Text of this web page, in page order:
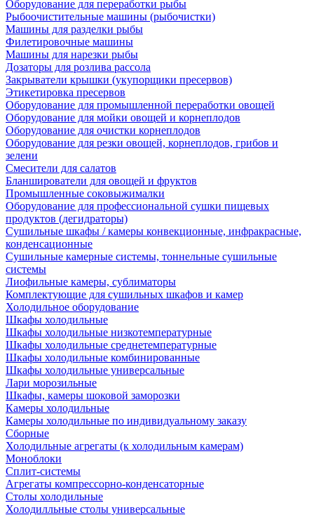
Оборудование для переработки рыбы
Рыбоочистительные машины (рыбочистки)
Машины для разделки рыбы
Филетировочные машины
Машины для нарезки рыбы
Дозаторы для розлива рассола
Закрыватели крышки (укупорщики пресервов)
Этикетировка пресервов
Оборудование для промышленной переработки овощей
Оборудование для мойки овощей и корнеплодов
Оборудование для очистки корнеплодов
Оборудование для резки овощей, корнеплодов, грибов и
зелени
Смесители для салатов
Бланширователи для овощей и фруктов
Промышленные соковыжималки
Оборудование для профессиональной сушки пищевых
продуктов (дегидраторы)
Сушильные шкафы / камеры конвекционные, инфракрасные,
конденсационные
Сушильные камерные системы, тоннельные сушильные
системы
Лиофильные камеры, сублиматоры
Комплектующие для сушильных шкафов и камер
Холодильное оборудование
Шкафы холодильные
Шкафы холодильные низкотемпературные
Шкафы холодильные среднетемпературные
Шкафы холодильные комбинированные
Шкафы холодильные универсальные
Лари морозильные
Шкафы, камеры шоковой заморозки
Камеры холодильные
Камеры холодильные по индивидуальному заказу
Сборные
Холодильные агрегаты (к холодильным камерам)
Моноблоки
Сплит-системы
Агрегаты компрессорно-конденсаторные
Столы холодильные
Холодилльные столы универсальные